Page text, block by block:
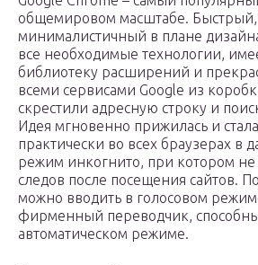
общемировом масштабе. Быстрый,
минималистичный в плане
все необходимые технологии,
библиотеку расширений и
всеми сервисами Google из
скрестили адресную строку и
Идея мгновенно прижилась и стала
практически во всех браузерах в
режим инкогнито, при котором не
следов после посещения сайтов.
можно вводить в голосовом
фирменный переводчик,
автоматическом режиме.